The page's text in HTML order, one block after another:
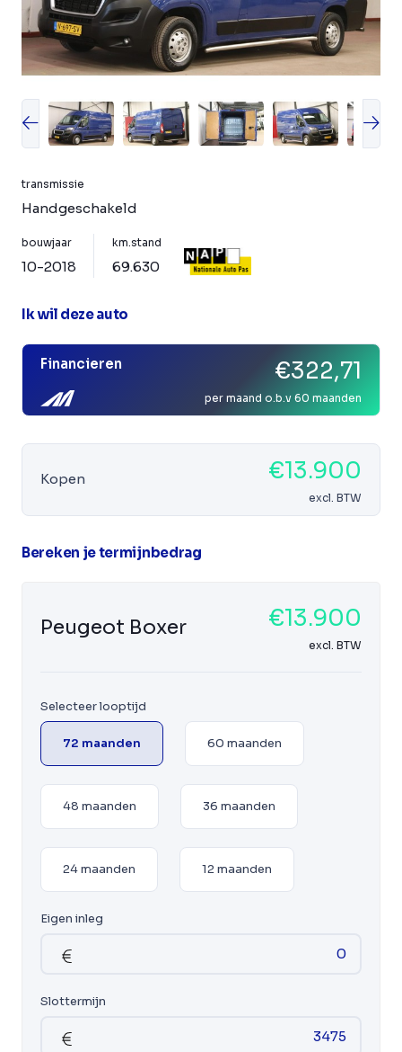
transmissie
Handgeschakeld
bouwjaar
10-2018
km.stand
69.630
Ik wil deze auto
Financieren €322,71
per maand o.b.v 60 maanden
Kopen €13.900
excl. BTW
Bereken je termijnbedrag
Peugeot Boxer €13.900
excl. BTW
Selecteer looptijd
72 maanden 60 maanden
48 maanden 36 maanden
24 maanden 12 maanden
Eigen inleg
Slottermijn